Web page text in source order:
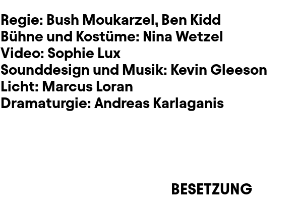
Regie: Bush Moukarzel, Ben Kidd
Bühne und Kostüme: Nina Wetzel
Video: Sophie Lux
Sounddesign und Musik: Kevin Gleeson
Licht: Marcus Loran
Dramaturgie: Andreas Karlaganis
BESETZUNG